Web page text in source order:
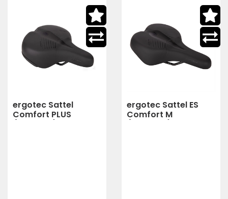
ergotec Sattel
Comfort PLUS
ergotec Sattel ES
Comfort M